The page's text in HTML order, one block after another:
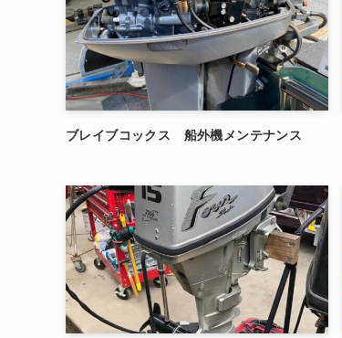
ブレイブコックス 船外機メンテナンス